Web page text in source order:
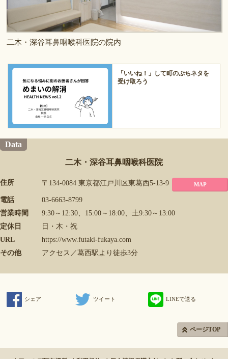
二木・深谷耳鼻咽喉科医院の院内
「いいね！」して町のぷちネタを
受け取ろう
Data
二木・深谷耳鼻咽喉科医院
住所 〒134-0084 東京都江戸川区東葛西5-13-9 MAP
電話
03-6663-8799
営業時間
9:30～12:30、15:00～18:00、土9:30～13:00
定休日
日・木・祝
URL
https://www.futaki-fukaya.com
その他
アクセス／葛西駅より徒歩3分
シェア ツイート LINEで送る
ページTOP